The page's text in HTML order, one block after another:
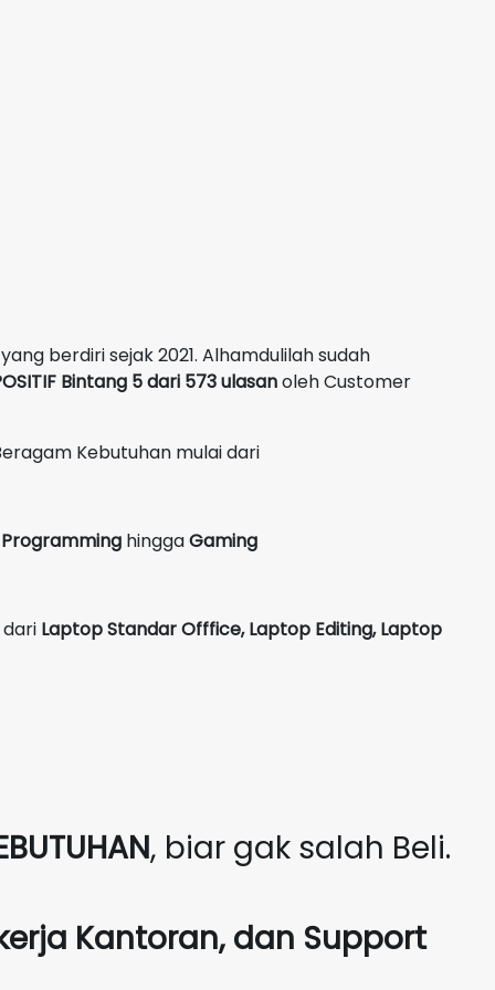
berdiri sejak 2021. Alhamdulilah sudah
Bintang 5 dari 573 ulasanoleh Customer
Kebutuhan mulai dari
Programming hinggaGaming
Laptop Standar Offfice, Laptop Editing, Laptop
, biar gak salah Beli.
Kantoran, dan Support